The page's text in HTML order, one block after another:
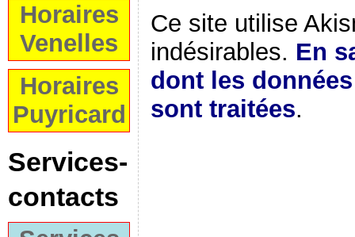
Horaires
Venelles
Horaires
Puyricard
Services-
contacts
Ce site utilise
indésirables. En
dont les
sont traitées.